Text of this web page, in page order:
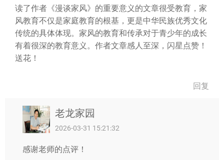
读了作者《漫谈家风》的重要意义的文章很受教育，家
风教育不仅是家庭教育的根基，更是中华民族优秀文化
传统的具体体现。家风的教育和传承对于青少年的成长
有着很深的教育意义。作者文章感人至深，闪星点赞！
送花！
回复
老龙家园
2026-03-31 15:21:32
感谢老师的点评！